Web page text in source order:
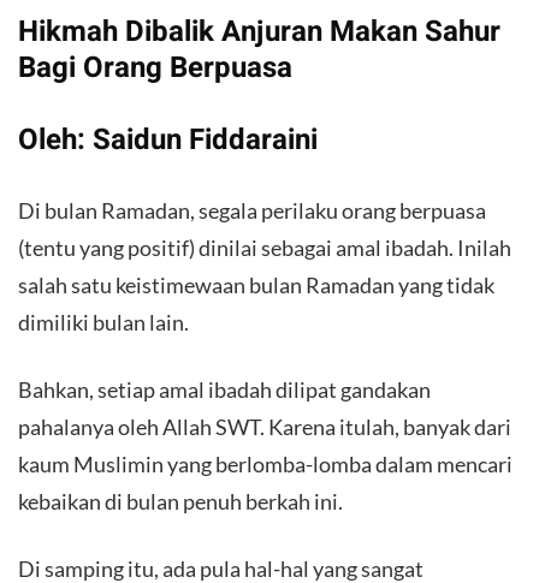
Hikmah Dibalik Anjuran Makan Sahur
Bagi Orang Berpuasa
Oleh: Saidun Fiddaraini
Di bulan Ramadan, segala perilaku orang berpuasa
(tentu yang positif) dinilai sebagai amal ibadah. Inilah
salah satu keistimewaan bulan Ramadan yang tidak
dimiliki bulan lain.
Bahkan, setiap amal ibadah dilipat gandakan
pahalanya oleh Allah SWT. Karena itulah, banyak dari
kaum Muslimin yang berlomba-lomba dalam mencari
kebaikan di bulan penuh berkah ini.
Di samping itu, ada pula hal-hal yang sangat